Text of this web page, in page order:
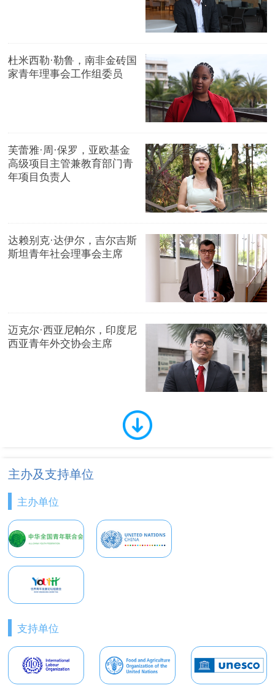
杜米西勒·勒鲁，南非金砖国
家青年理事会工作组委员
芙蕾雅·周·保罗，亚欧基金
高级项目主管兼教育部门青
年项目负责人
达赖别克·达伊尔，吉尔吉斯
斯坦青年社会理事会主席
迈克尔·西亚尼帕尔，印度尼
西亚青年外交协会主席
主办及支持单位
主办单位
支持单位